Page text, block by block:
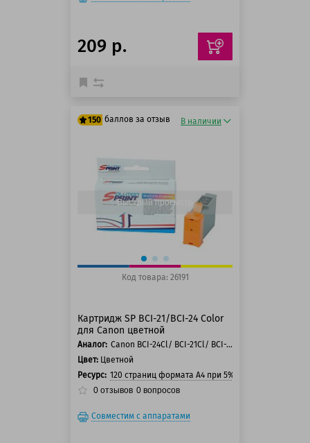
209 р.
150 баллов за отзыв
150 баллов
В наличии
Быстрый просмотр
Код товара: 26191
Картридж SP BCI-21/BCI-24 Color
для Canon цветной
Аналог:
Canon BCI-24Cl/ BCI-21Cl/ BCI-24CI Twin/ BC-21e/ BC-22e
Цвет: Цветной
Ресурс: 120 страниц формата А4 при 5% заполнении
0 отзывов 0 вопросов
Совместим с аппаратами